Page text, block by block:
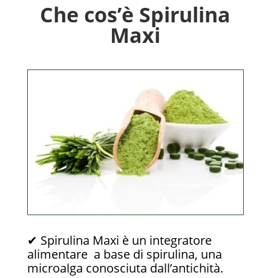
Che cos’è Spirulina
Maxi
✔ Spirulina Maxi è un integratore
alimentare a base di spirulina, una
microalga conosciuta dall’antichità.